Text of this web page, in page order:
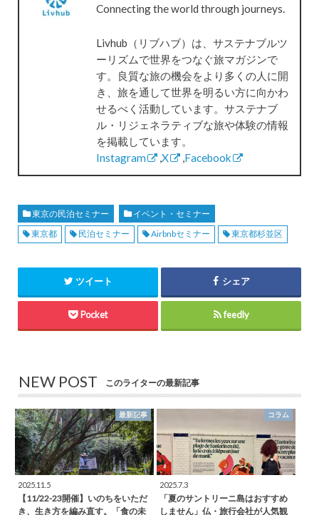
Connecting the world through journeys.
Livhub（リブハブ）は、サステナブルツ
ーリズムで世界をつなぐ旅マガジンで
す。良質な旅の機会をより多くの人に開
き、旅を通して世界を明るい方に向かわ
せるべく活動しています。サステナブ
ル・リジェネラティブな旅や体験の情報
を掲載しています。
Instagram
X Facebook
東京の民泊セミナー
イベント・セミナー
東京都
民泊セミナー Airbnbセミナー 東京都杉並区
ツイート シェア
Pocket feedly
NEW POST このライターの最新記事
最新記事
2025.11.5
【11/22-23開催】いのちをいただ
き、生き方を編み直す。「食の未
コラム
2025.7.3
「夏のサントリーニ島はおすすめ
しません」仏・旅行会社が人気観